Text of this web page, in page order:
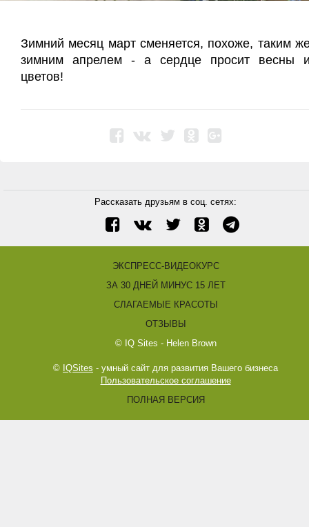
Зимний месяц март сменяется, похоже, таким
зимним апрелем - а сердце просит весны
цветов!
Рассказать друзьям в соц. сетях:
ЭКСПРЕСС-ВИДЕОКУРС
ЗА 30 ДНЕЙ МИНУС 15 ЛЕТ
СЛАГАЕМЫЕ КРАСОТЫ
ОТЗЫВЫ
© IQ Sites - Helen Brown
© IQSites - умный сайт для развития Вашего бизнеса
Пользовательское соглашение
ПОЛНАЯ ВЕРСИЯ